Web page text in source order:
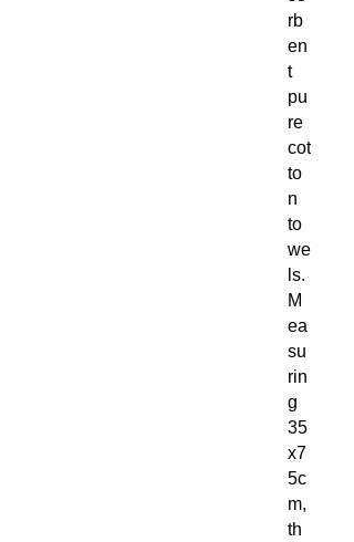
rb
en
t
pu
re
cot
to
n
to
we
ls.
M
ea
su
rin
g
35
x7
5c
m,
th